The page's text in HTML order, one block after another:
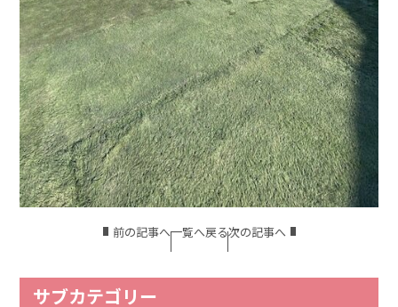
前の記事へ一覧へ戻る次の記事へ
サブカテゴリー